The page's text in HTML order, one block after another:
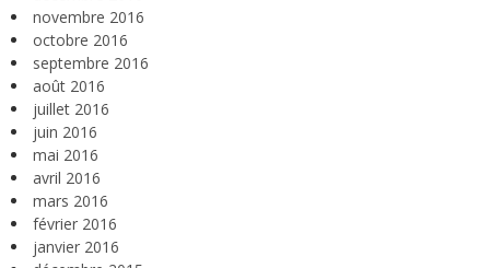
novembre 2016
octobre 2016
septembre 2016
août 2016
juillet 2016
juin 2016
mai 2016
avril 2016
mars 2016
février 2016
janvier 2016